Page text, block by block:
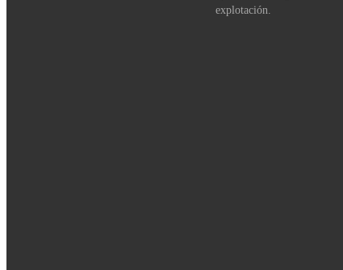
explotación.